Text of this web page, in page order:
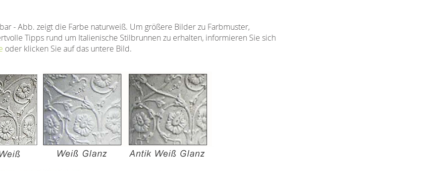
- Abb. zeigt die Farbe naturweiß. Um größere Bilder zu Farbmuster,
Tipps rund um Italienische Stilbrunnen zu erhalten, informieren Sie sich
oder klicken Sie auf das untere Bild.